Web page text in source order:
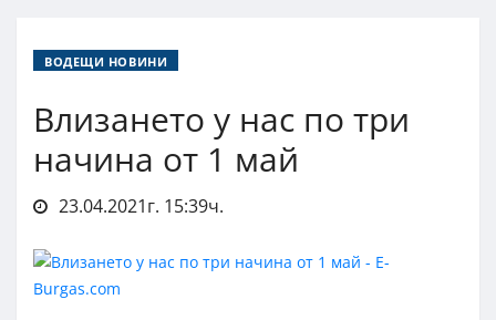
ВОДЕЩИ НОВИНИ
Влизането у нас по три
начина от 1 май
23.04.2021г. 15:39ч.